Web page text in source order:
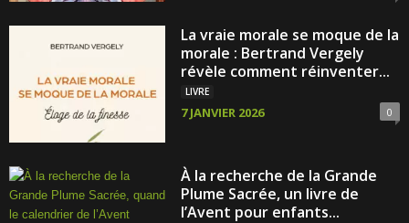
La vraie morale se moque de la
morale : Bertrand Vergely
révèle comment réinventer...
LIVRE
7 JANVIER 2026 0
À la recherche de la Grande
Plume Sacrée, un livre de
l’Avent pour enfants...